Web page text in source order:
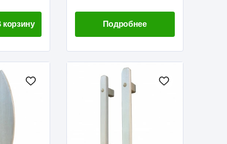
корзину Подробнее